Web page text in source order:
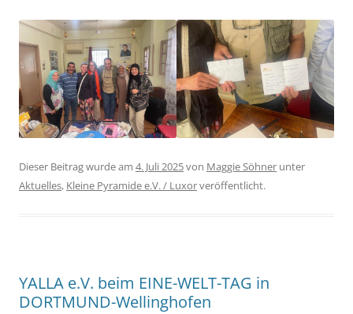
Dieser Beitrag wurde am 4. Juli 2025von Maggie Söhner unter
Aktuelles, Kleine Pyramide e.V. / Luxorveröffentlicht.
YALLA e.V. beim EINE-WELT-TAG in
DORTMUND-Wellinghofen